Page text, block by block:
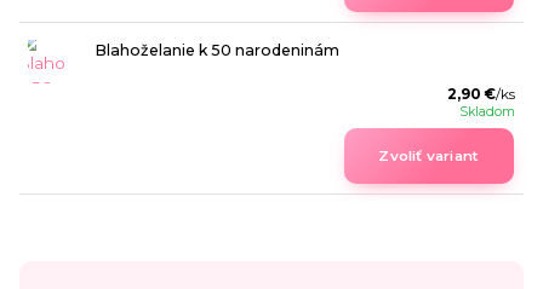
Blahoželanie k 50 narodeninám
2,90 €/ks
Skladom
Zvoliť variant